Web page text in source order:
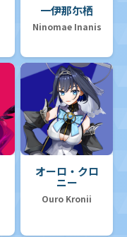
一伊那尓栖
Ninomae Inanis
オーロ・クロ
ニー
Ouro Kronii